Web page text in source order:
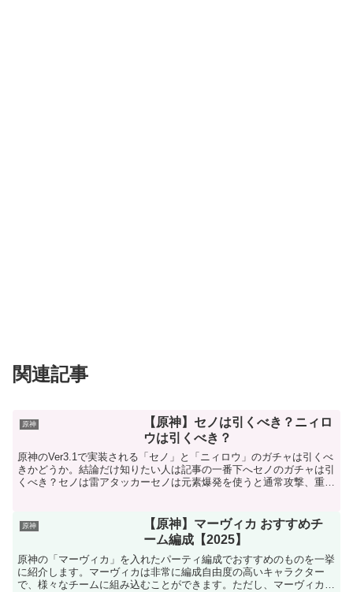
関連記事
原神
【原神】セノは引くべき？ニィロ
ウは引くべき？
原神のVer3.1で実装される「セノ」と「ニィロウ」のガチャは引くべ
きかどうか。結論だけ知りたい人は記事の一番下へセノのガチャは引
くべき？セノは雷アタッカーセノは元素爆発を使うと通常攻撃、重
原神
【原神】マーヴィカ おすすめチ
ーム編成【2025】
原神の「マーヴィカ」を入れたパーティ編成でおすすめのものを一挙
に紹介します。マーヴィカは非常に編成自由度の高いキャラクター
で、様々なチームに組み込むことができます。ただし、マーヴィカ以